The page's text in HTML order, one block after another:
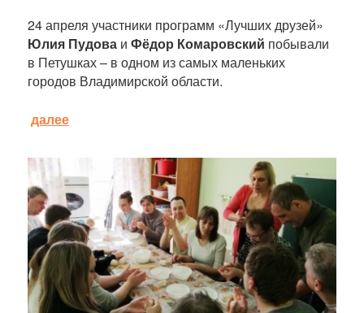
24 апреля участники программ «Лучших друзей»
Юлия Пудоваи Фёдор Комаровский побывали
в Петушках – в одном из самых маленьких
городов Владимирской области.
далее
Статья